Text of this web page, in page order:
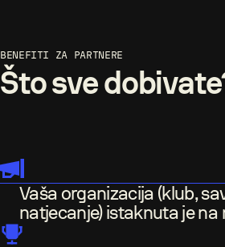
BENEFITI ZA PARTNERE
Što sve
Vaša organizacija (klub,
natjecanje) istaknuta je